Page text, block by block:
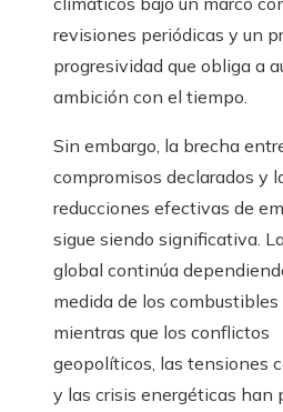
revisiones periódicas y un
progresividad que obliga a
ambición con el tiempo.
Sin embargo, la brecha
compromisos declarados y
reducciones efectivas de
sigue siendo significativa.
global continúa
medida de los combustibles
mientras que los conflictos
geopolíticos, las tensiones
y las crisis energéticas han